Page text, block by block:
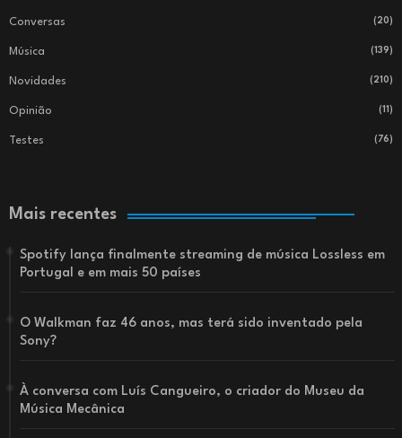
Conversas (20)
Música (139)
Novidades (210)
Opinião (11)
Testes (76)
Mais recentes
Spotify lança finalmente streaming de música Lossless em
Portugal e em mais 50 países
O Walkman faz 46 anos, mas terá sido inventado pela
Sony?
À conversa com Luís Cangueiro, o criador do Museu da
Música Mecânica